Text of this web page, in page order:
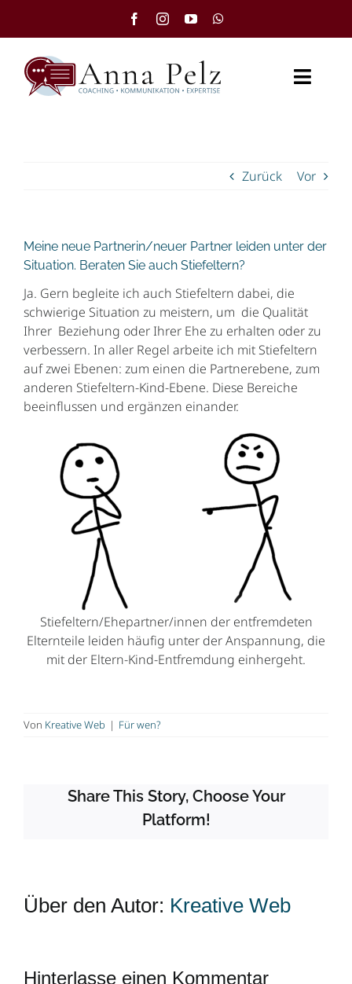
Toggle
Journal
Über mich
Kontakt
Zurück Vor
Meine neue Partnerin/neuer Partner leiden unter der
Situation. Beraten Sie auch Stiefeltern?
Ja. Gern begleite ich auch Stiefeltern dabei, die
schwierige Situation zu meistern, um die Qualität
Ihrer Beziehung oder Ihrer Ehe zu erhalten oder zu
verbessern. In aller Regel arbeite ich mit Stiefeltern
auf zwei Ebenen: zum einen die Partnerebene, zum
anderen Stiefeltern-Kind-Ebene. Diese Bereiche
beeinflussen und ergänzen einander.
Stiefeltern/Ehepartner/innen der entfremdeten
Elternteile leiden häufig unter der Anspannung, die
mit der Eltern-Kind-Entfremdung einhergeht.
Von Kreative Web | Für wen?
Share This Story, Choose Your
Platform!
Über den Autor: Kreative Web
Hinterlasse einen Kommentar